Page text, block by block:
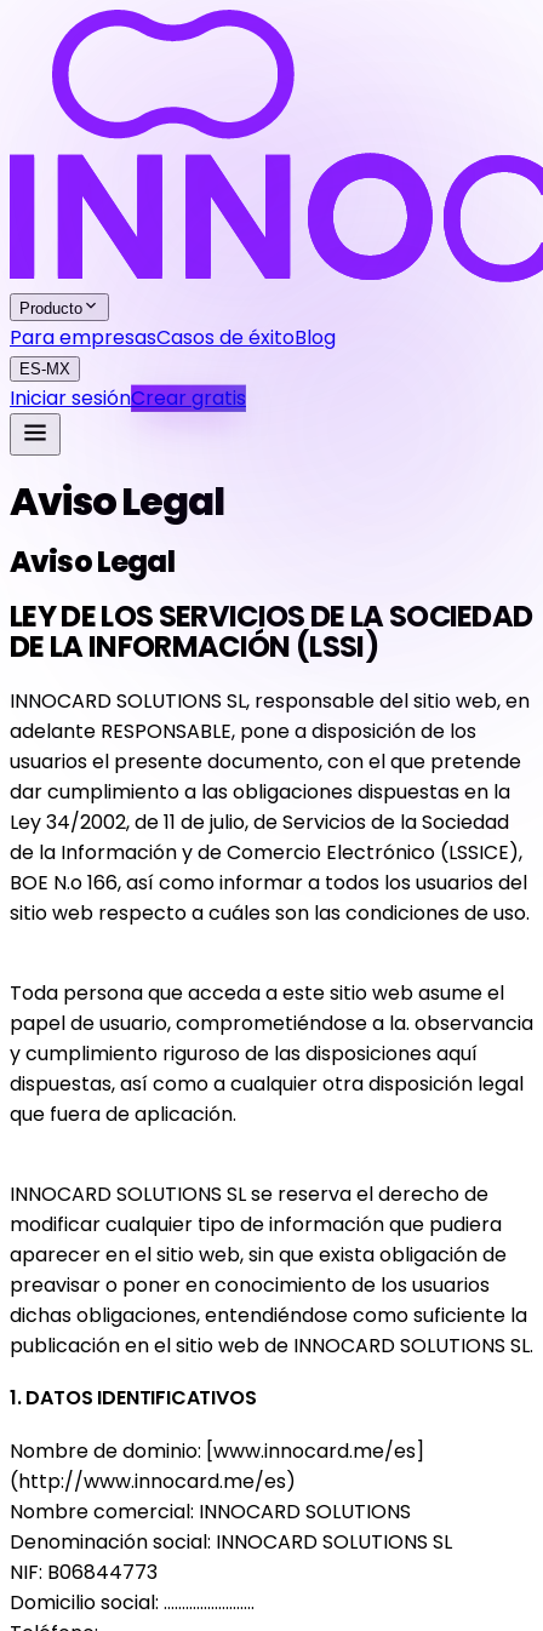
Producto
Para empresasCasos de éxitoBlog
ES-MX
Iniciar sesiónCrear gratis
Aviso Legal
Aviso Legal
LEY DE LOS SERVICIOS DE LA SOCIEDAD
DE LA INFORMACIÓN (LSSI)
INNOCARD SOLUTIONS SL, responsable del sitio web, en
adelante RESPONSABLE, pone a disposición de los
usuarios el presente documento, con el que pretende
dar cumplimiento a las obligaciones dispuestas en la
Ley 34/2002, de 11 de julio, de Servicios de la Sociedad
de la Información y de Comercio Electrónico (LSSICE),
BOE N.o 166, así como informar a todos los usuarios del
sitio web respecto a cuáles son las condiciones de uso.
Toda persona que acceda a este sitio web asume el
papel de usuario, comprometiéndose a la. observancia
y cumplimiento riguroso de las disposiciones aquí
dispuestas, así como a cualquier otra disposición legal
que fuera de aplicación.
INNOCARD SOLUTIONS SL se reserva el derecho de
modificar cualquier tipo de información que pudiera
aparecer en el sitio web, sin que exista obligación de
preavisar o poner en conocimiento de los usuarios
dichas obligaciones, entendiéndose como suficiente la
publicación en el sitio web de INNOCARD SOLUTIONS SL.
1. DATOS IDENTIFICATIVOS
Nombre de dominio: [www.innocard.me/es]
(http://www.innocard.me/es)
Nombre comercial: INNOCARD SOLUTIONS
Denominación social: INNOCARD SOLUTIONS SL
NIF: B06844773
Domicilio social: .........................